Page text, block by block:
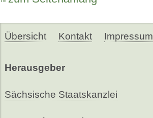
Übersicht Kontakt Impressum
Herausgeber
Sächsische Staatskanzlei